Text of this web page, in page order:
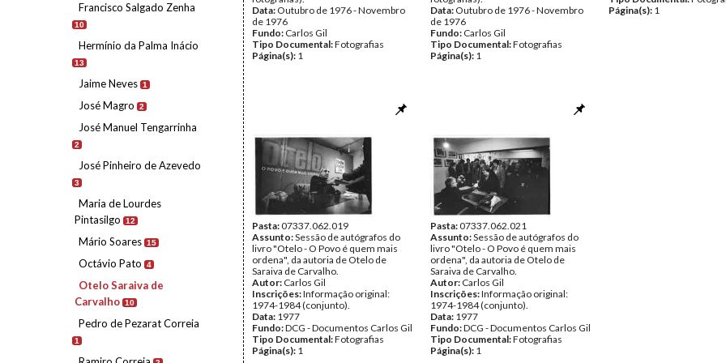
Francisco Salgado Zenha
10
Hermínio da Palma Inácio
13
Jaime Neves 1
José Magro 2
José Manuel Tengarrinha
2
José Pinheiro de Azevedo
3
Maria de Lourdes
Pintasilgo
12
Mário Soares 15
Octávio Pato 4
Otelo Saraiva de
Carvalho 10
Pedro de Pezarat Correia
1
Data: Outubro de 1976 - Novembro
de 1976
Fundo: Carlos Gil
Tipo Documental:Fotografias
Página(s): 1
Data: Outubro de 1976 - Novembro
de 1976
Fundo: Carlos Gil
Tipo Documental:Fotografias
Página(s): 1
Página(s): 1
Pasta:07337.062.019
Assunto:Sessão de autógrafos do
livro "Otelo - O Povo é quem mais
ordena", da autoria de Otelo de
Saraiva de Carvalho.
Autor: Carlos Gil
Inscrições:Informação original:
1974-1984 (conjunto).
Data: 1977
Fundo:DCG - Documentos Carlos Gil
Tipo Documental:Fotografias
Página(s): 1
Pasta:07337.062.021
Assunto:Sessão de autógrafos do
livro "Otelo - O Povo é quem mais
ordena", da autoria de Otelo de
Saraiva de Carvalho.
Autor: Carlos Gil
Inscrições:Informação original:
1974-1984 (conjunto).
Data: 1977
Fundo:DCG - Documentos Carlos Gil
Tipo Documental:Fotografias
Página(s): 1